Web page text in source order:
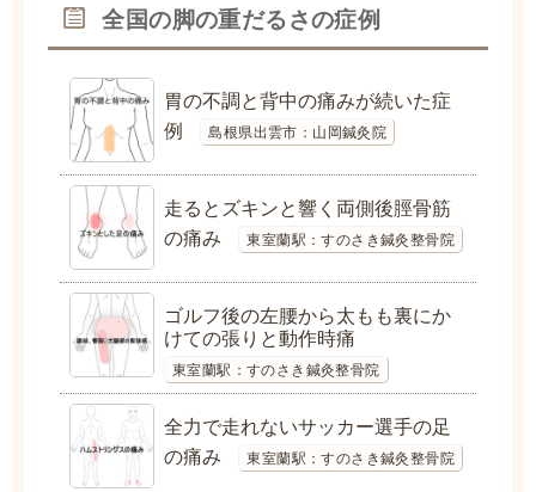
全国の脚の重だるさの症例
胃の不調と背中の痛みが続いた症
例
島根県出雲市：山岡鍼灸院
走るとズキンと響く両側後脛骨筋
の痛み
東室蘭駅：すのさき鍼灸整骨院
ゴルフ後の左腰から太もも裏にか
けての張りと動作時痛
東室蘭駅：すのさき鍼灸整骨院
全力で走れないサッカー選手の足
の痛み
東室蘭駅：すのさき鍼灸整骨院